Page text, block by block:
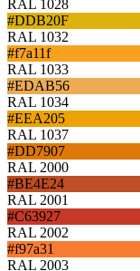
RAL 1028
#DDB20F
RAL 1032
#f7a11f
RAL 1033
#EDAB56
RAL 1034
#EEA205
RAL 1037
#DD7907
RAL 2000
#BE4E24
RAL 2001
#C63927
RAL 2002
#f97a31
RAL 2003